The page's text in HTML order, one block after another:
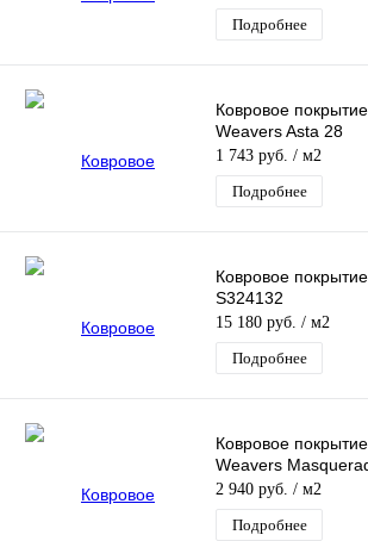
Подробнее
Ковровое
Weavers Asta 28
1 743 руб. / м2
Подробнее
Ковровое
S324132
15 180 руб. / м2
Подробнее
Ковровое
Weavers
2 940 руб. / м2
Подробнее